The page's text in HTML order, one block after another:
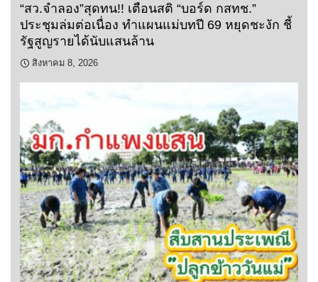
“สว.จำลอง”สุดทน!! เตือนสติ “บอร์ด กสทช.”
ประชุมล่มต่อเนื่อง ทำแผนแม่บทปี 69 หยุดชะงัก ชี้
รัฐสูญรายได้นับแสนล้าน
สิงหาคม 8, 2026